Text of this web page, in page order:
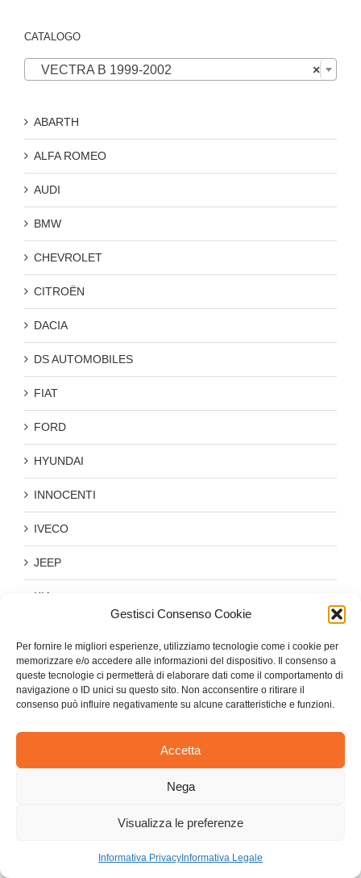
Gestisci Consenso Cookie
Per fornire le migliori esperienze, utilizziamo tecnologie come i cookie per
memorizzare e/o accedere alle informazioni del dispositivo. Il consenso a
queste tecnologie ci permetterà di elaborare dati come il comportamento di
navigazione o ID unici su questo sito. Non acconsentire o ritirare il
consenso può influire negativamente su alcune caratteristiche e funzioni.
Accetta
Nega
Visualizza le preferenze
Informativa Privacy Informativa Legale
CATALOGO
×
VECTRA B 1999-2002
ABARTH
ALFA ROMEO
AUDI
BMW
CHEVROLET
CITROËN
DACIA
DS AUTOMOBILES
FIAT
FORD
HYUNDAI
INNOCENTI
IVECO
JEEP
KIA
MAN
MAZDA
MERCEDES
MITSUBISHI